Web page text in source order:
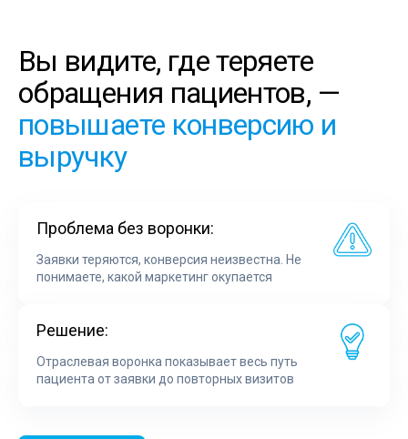
Вы видите, где теряете
обращения пациентов, —
повышаете конверсию и
выручку
Проблема без воронки:
Заявки теряются, конверсия неизвестна. Не
понимаете, какой маркетинг окупается
Решение:
Отраслевая воронка показывает весь путь
пациента от заявки до повторных визитов